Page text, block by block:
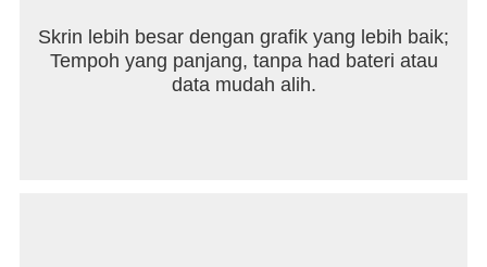
Skrin lebih besar dengan grafik yang lebih baik;
Tempoh yang panjang, tanpa had bateri atau
data mudah alih.